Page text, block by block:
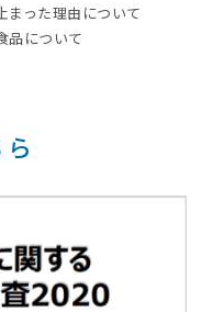
った理由について
品について